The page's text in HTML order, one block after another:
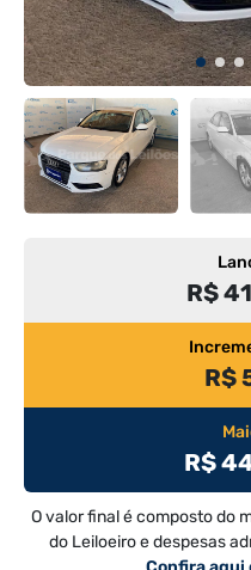
R$
R$
R$
O valor final é composto do
do Leiloeiro e despesas